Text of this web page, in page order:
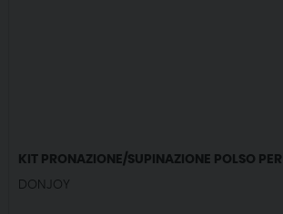
KIT PRONAZIONE/SUPINAZIONE POLSO
DONJOY